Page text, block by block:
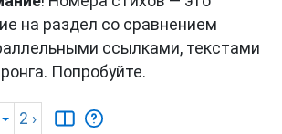
на раздел со сравнением
ссылками, текстами
Попробуйте.
2 ›